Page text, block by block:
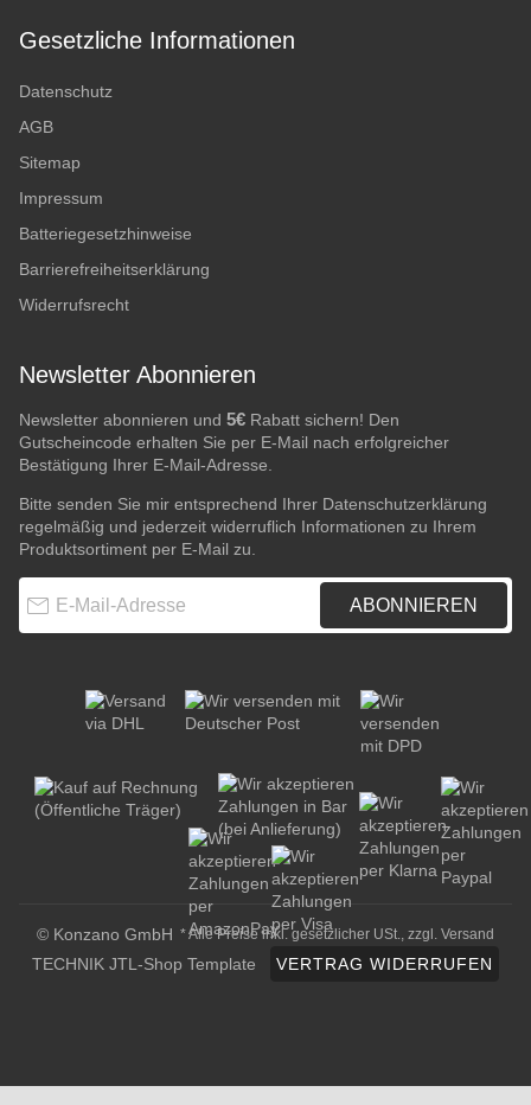
Gesetzliche Informationen
Datenschutz
AGB
Sitemap
Impressum
Batteriegesetzhinweise
Barrierefreiheitserklärung
Widerrufsrecht
Newsletter Abonnieren
Newsletter abonnieren und 5€ Rabatt sichern! Den
Gutscheincode erhalten Sie per E-Mail nach erfolgreicher
Bestätigung Ihrer E-Mail-Adresse.
Bitte senden Sie mir entsprechend Ihrer Datenschutzerklärung
regelmäßig und jederzeit widerruflich Informationen zu Ihrem
Produktsortiment per E-Mail zu.
ABONNIEREN
© Konzano GmbH * Alle Preise inkl. gesetzlicher USt., zzgl. Versand
TECHNIK JTL-Shop Template VERTRAG WIDERRUFEN